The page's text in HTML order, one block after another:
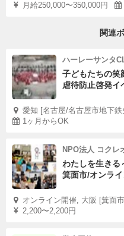
月給250,000〜350,000円
関連
ハーレーサンタ
子どもたちの笑
虐待防止啓発イ
愛知 [名古屋/名古屋市地下
1ヶ月からOK
NPO法人 コクレ
わたしを生きる
箕面市/オンライ
オンライン開催, 大阪 [箕面
2,200〜2,200円